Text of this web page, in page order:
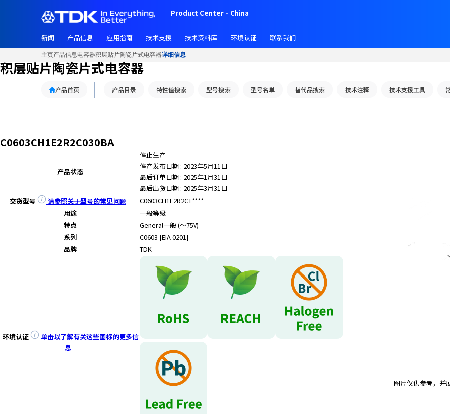
Product Center - China
新闻 产品信息 应用指南 技术支援 技术资料库 环境认证 联系我们
主页产品信息电容器积层贴片陶瓷片式电容器详细信息
积层贴片陶瓷片式电容器
产品首页 产品目录 特性值搜索 型号搜索 型号名単 替代品搜索 技术注释 技术支援工具
C0603CH1E2R2C030BA
产品状态
停止生产
停产发布日期 : 2023年5月11日
最后订单日期 : 2025年1月31日
最后出货日期 : 2025年3月31日
交货型号
请参照关于型号的常见问题
C0603CH1E2R2CT****
用途
一般等级
特点
General一般 (～75V)
系列
C0603 [EIA 0201]
品牌
TDK
环境认证
单击以了解有关这些图标的更多信
息
图片仅供参考，并